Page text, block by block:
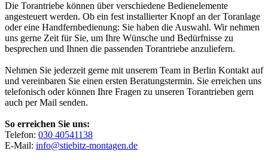
Die Torantriebe können über verschiedene Bedienelemente
angesteuert werden. Ob ein fest installierter Knopf an der Toranlage
oder eine Handfernbedienung: Sie haben die Auswahl. Wir nehmen
uns gerne Zeit für Sie, um Ihre Wünsche und Bedürfnisse zu
besprechen und Ihnen die passenden Torantriebe anzuliefern.
Nehmen Sie jederzeit gerne mit unserem Team in Berlin Kontakt auf
und vereinbaren Sie einen ersten Beratungstermin. Sie erreichen uns
telefonisch oder können Ihre Fragen zu unseren Torantrieben gern
auch per Mail senden.
So erreichen Sie uns:
Telefon: 030 40541138
E-Mail: info@stiebitz-montagen.de